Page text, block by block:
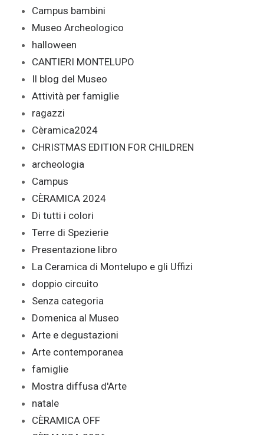
Campus bambini
Museo Archeologico
halloween
CANTIERI MONTELUPO
Il blog del Museo
Attività per famiglie
ragazzi
Cèramica2024
CHRISTMAS EDITION FOR CHILDREN
archeologia
Campus
CÈRAMICA 2024
Di tutti i colori
Terre di Spezierie
Presentazione libro
La Ceramica di Montelupo e gli Uffizi
doppio circuito
Senza categoria
Domenica al Museo
Arte e degustazioni
Arte contemporanea
famiglie
Mostra diffusa d'Arte
natale
CÈRAMICA OFF